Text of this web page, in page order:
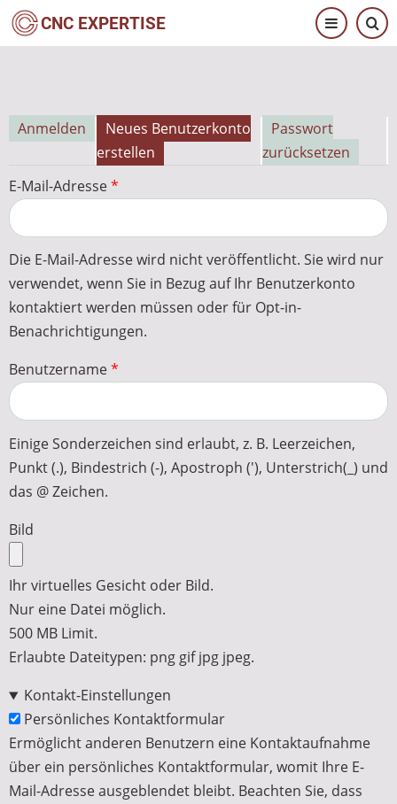
Direkt
zum
CNC EXPERTISE
Primäre
Reiter
Anmelden
Neues Benutzerkonto
erstellen
Passwort
zurücksetzen
E-Mail-Adresse
Die E-Mail-Adresse wird nicht veröffentlicht. Sie wird nur
verwendet, wenn Sie in Bezug auf Ihr Benutzerkonto
kontaktiert werden müssen oder für Opt-in-
Benachrichtigungen.
Benutzername
Einige Sonderzeichen sind erlaubt, z. B. Leerzeichen,
Punkt (.), Bindestrich (-), Apostroph ('), Unterstrich(_) und
das @ Zeichen.
Bild
Ihr virtuelles Gesicht oder Bild.
Nur eine Datei möglich.
500 MB Limit.
Erlaubte Dateitypen: png gif jpg jpeg.
Kontakt-Einstellungen
Persönliches Kontaktformular
Ermöglicht anderen Benutzern eine Kontaktaufnahme
über ein persönliches Kontaktformular, womit Ihre E-
Mail-Adresse ausgeblendet bleibt. Beachten Sie, dass